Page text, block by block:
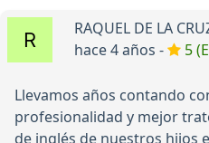
RAQUEL DE LA
hace 4 años -
5
Llevamos años contando
profesionalidad y mejor
de inglés de nuestros hijos